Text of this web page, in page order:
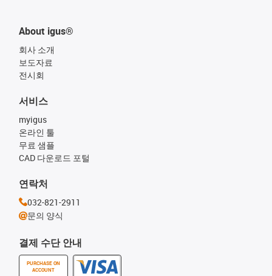
About igus®
회사 소개
보도자료
전시회
결제 수단 안내
PURCHASE ON
ACCOUNT
서비스
myigus
온라인 툴
무료 샘플
CAD 다운로드 포털
연락처
032-821-2911
문의 양식